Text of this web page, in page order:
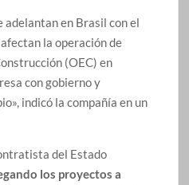
adelantan en Brasil con el
la operación de
(OEC) en
con gobierno y
indicó la compañía en un
del Estado
los proyectos a